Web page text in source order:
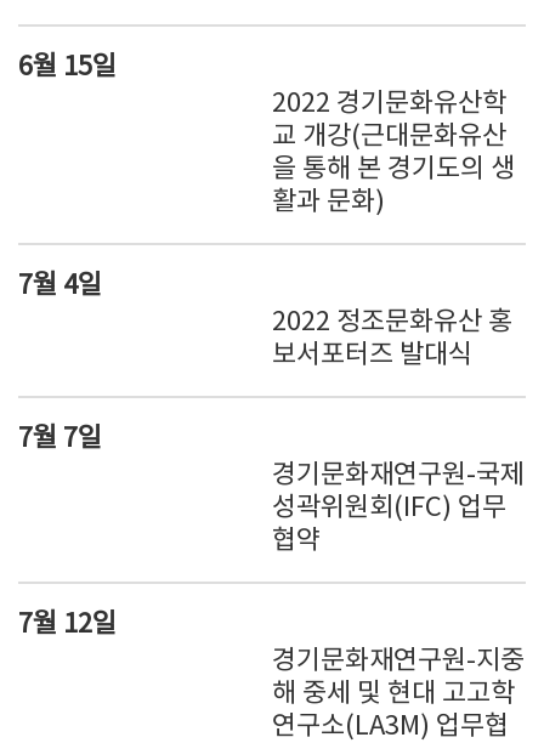
6월 15일
2022 경기문화유산학
교 개강(근대문화유산
을 통해 본 경기도의 생
활과 문화)
7월 4일
2022 정조문화유산 홍
보서포터즈 발대식
7월 7일
경기문화재연구원-국제
성곽위원회(IFC) 업무
협약
7월 12일
경기문화재연구원-지중
해 중세 및 현대 고고학
연구소(LA3M) 업무협